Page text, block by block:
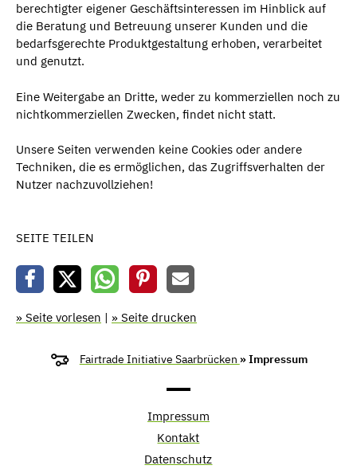
berechtigter eigener Geschäftsinteressen im Hinblick auf
die Beratung und Betreuung unserer Kunden und die
bedarfsgerechte Produktgestaltung erhoben, verarbeitet
und genutzt.
Eine Weitergabe an Dritte, weder zu kommerziellen noch zu
nichtkommerziellen Zwecken, findet nicht statt.
Unsere Seiten verwenden keine Cookies oder andere
Techniken, die es ermöglichen, das Zugriffsverhalten der
Nutzer nachzuvollziehen!
SEITE TEILEN
» Seite vorlesen | » Seite drucken
Fairtrade Initiative Saarbrücken » Impressum
Impressum
Kontakt
Datenschutz